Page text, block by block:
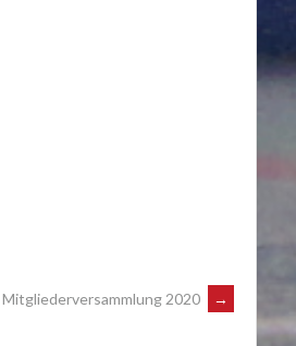
2020 →